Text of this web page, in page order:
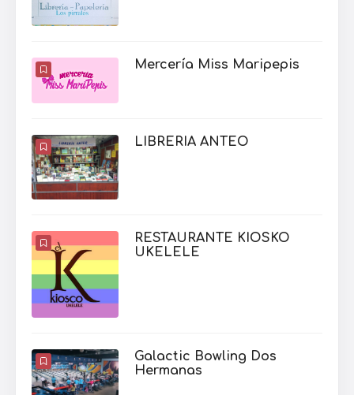
Mercería Miss Maripepis
LIBRERIA ANTEO
RESTAURANTE KIOSKO
UKELELE
Galactic Bowling Dos
Hermanas